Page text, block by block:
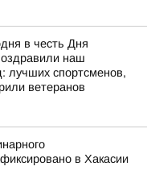
в честь Дня
наш
лучших спортсменов,
ветеранов
в Хакасии